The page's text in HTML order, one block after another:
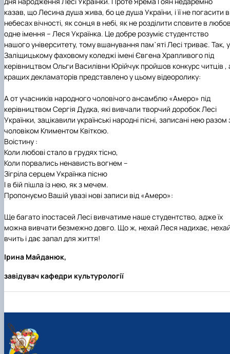
Гурток "Декоративна флористика"
Прес-студія "Ідеал"
Інструментальний ансамбль "Дивосвіт"
Мистецька студія "Вовняні мрії"
Тріо "ТоНіка"
казав, що Лесина душа жива, бо це душа України, і її не погасити в
небесах вічності, як сонця в небі, як не розділити сповите в
одне імення – Леся Українка. Це добре розуміє студентство
нашого університету, тому вшанування пам᾽яті Лесі триває. Так, у
Заліщицькому фаховому коледжі імені Євгена Храпливого під
керівництвом Ольги Василівни Юрійчук пройшов конкурс читців ,
кращих декламаторів представлено у цьому відеоролику:
А от учасників народного чоловічого ансамблю «Амеро» під
керівництвом Сергія Дудка, які вивчали творчий доробок Лесі
Українки, зацікавили українські народні пісні, записані нею разом
чоловіком Климентом Квіткою.
Воістину :
Коли любові стало в грудях тісно,
Коли порвались ненависть вогнем –
Зігріла серцем Українка пісню
І в бій пішла із нею, як з мечем.
Пропонуємо Вашій увазі нові записи від «Амеро»:
Ще багато іпостасей Лесі вивчатиме наше студентство, адже їх
можна вивчати безмежно довго. Що ж, нехай Леся надихає,
вчить і дає запал для життя!
Ірина Майданюк,
завідувач кафедри культурології